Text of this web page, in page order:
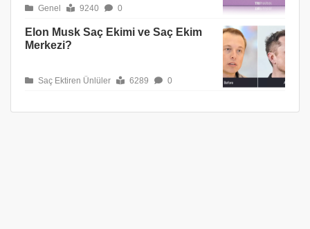
Genel 9240 0
Elon Musk Saç Ekimi ve Saç Ekim
Merkezi?
Saç Ektiren Ünlüler 6289 0